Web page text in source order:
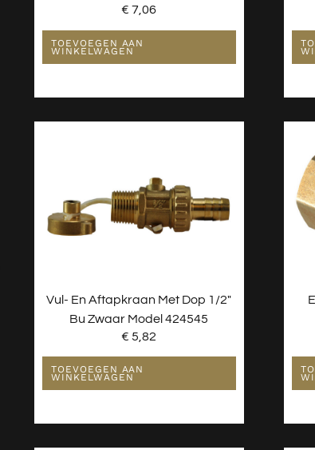
€ 7,06
TOEVOEGEN AAN
WINKELWAGEN
Vul- En Aftapkraan Met Dop 1/2″
Bu Zwaar Model 424545
€ 5,82
TOEVOEGEN AAN
WINKELWAGEN